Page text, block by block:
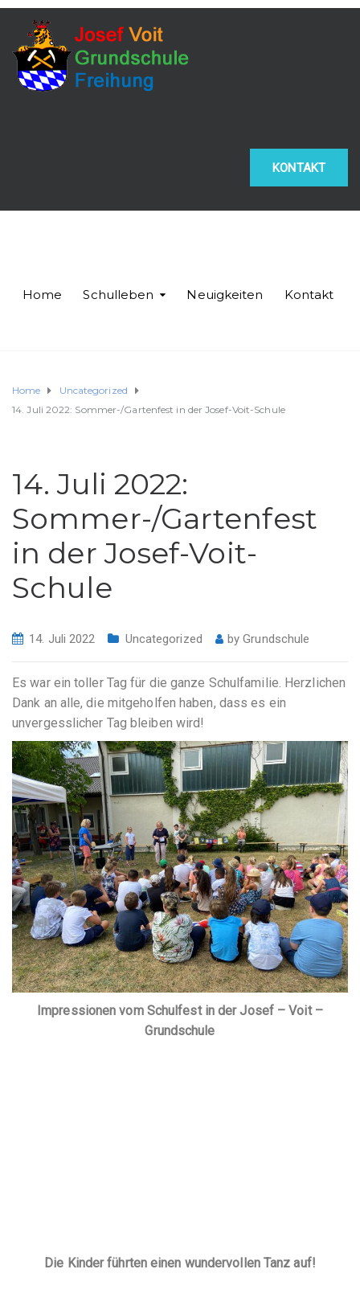
KONTAKT
Home Schulleben Neuigkeiten Kontakt
Home
Uncategorized
14. Juli 2022: Sommer-/Gartenfest in der Josef-Voit-Schule
14. Juli 2022:
Sommer-/Gartenfest
in der Josef-Voit-
Schule
14. Juli 2022 Uncategorized byGrundschule
Es war ein toller Tag für die ganze Schulfamilie. Herzlichen
Dank an alle, die mitgeholfen haben, dass es ein
unvergesslicher Tag bleiben wird!
Impressionen vom Schulfest in der Josef – Voit –
Grundschule
Die Kinder führten einen wundervollen Tanz auf!